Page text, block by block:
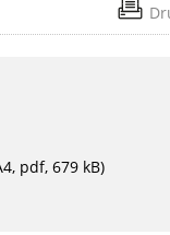
pdf, 679 kB)